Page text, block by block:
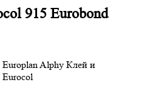
915 Eurobond